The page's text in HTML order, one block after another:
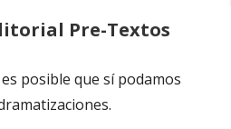
Pre-Textos
posible que sí podamos